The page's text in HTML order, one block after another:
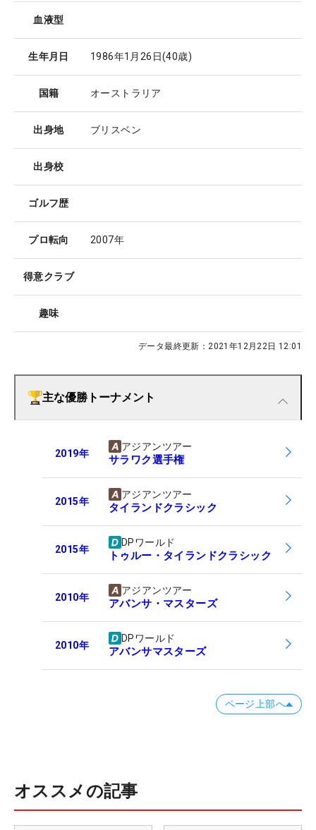
血液型
生年月日 1986年1月26日(40歳)
国籍 オーストラリア
出身地 ブリスベン
出身校
ゴルフ歴
プロ転向 2007年
得意クラブ
趣味
データ最終更新：2021年12月22日 12:01
主な優勝トーナメント
2019年
アジアンツアー
サラワク選手権
2015年
アジアンツアー
タイランドクラシック
2015年
DPワールド
トゥルー・タイランドクラシック
2010年
アジアンツアー
アバンサ・マスターズ
2010年
DPワールド
アバンサマスターズ
ページ上部へ
オススメの記事